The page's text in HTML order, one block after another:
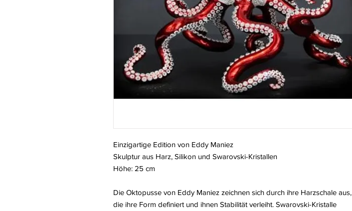
Einzigartige Edition von Eddy Maniez
Skulptur aus Harz, Silikon und Swarovski-Kristallen
Höhe: 25 cm
Die Oktopusse von Eddy Maniez zeichnen sich durch ihre Harzschale aus,
die ihre Form definiert und ihnen Stabilität verleiht. Swarovski-Kristalle